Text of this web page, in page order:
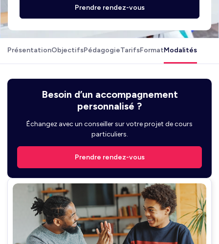
Prendre rendez-vous
PrésentationObjectifsPédagogieTarifsFormatModalités
Besoin d’un accompagnement
personnalisé ?
Échangez avec un conseiller sur votre projet de cours
particuliers.
Prendre rendez-vous